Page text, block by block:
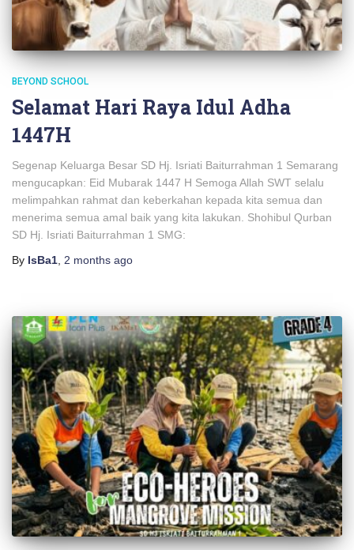
BEYOND SCHOOL
Selamat Hari Raya Idul Adha
1447H
Segenap Keluarga Besar SD Hj. Isriati Baiturrahman 1 Semarang
mengucapkan: Eid Mubarak 1447 H Semoga Allah SWT selalu
melimpahkan rahmat dan keberkahan kepada kita semua dan
menerima semua amal baik yang kita lakukan. Shohibul Qurban
SD Hj. Isriati Baiturrahman 1 SMG:
By IsBa1, 2 months ago